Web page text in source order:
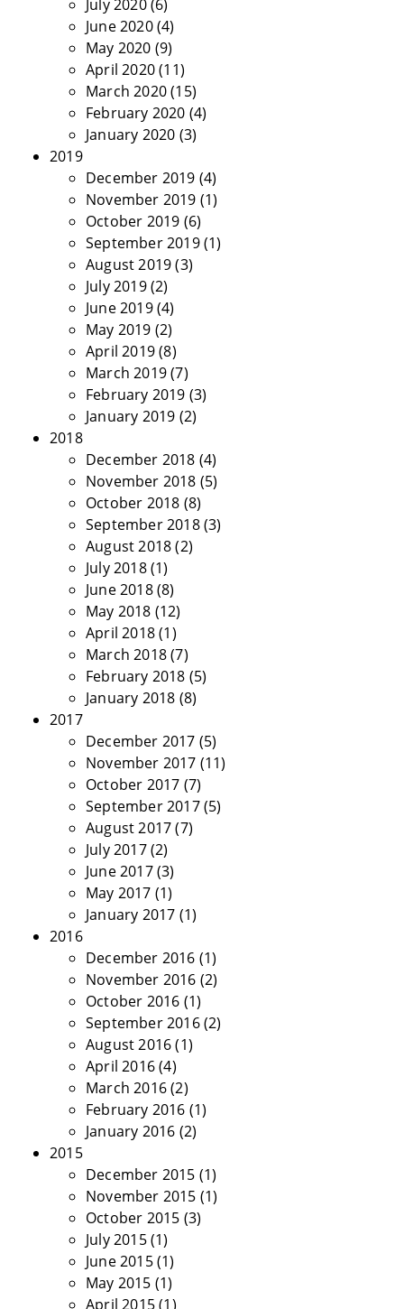
July 2020(6)
June 2020(4)
May 2020 (9)
April 2020(11)
March 2020(15)
February 2020 (4)
January 2020 (3)
2019
December 2019 (4)
November 2019 (1)
October 2019 (6)
September 2019(1)
August 2019(3)
July 2019(2)
June 2019(4)
May 2019 (2)
April 2019(8)
March 2019(7)
February 2019 (3)
January 2019 (2)
2018
December 2018 (4)
November 2018 (5)
October 2018 (8)
September 2018(3)
August 2018(2)
July 2018(1)
June 2018(8)
May 2018 (12)
April 2018(1)
March 2018(7)
February 2018 (5)
January 2018 (8)
2017
December 2017 (5)
November 2017 (11)
October 2017 (7)
September 2017(5)
August 2017(7)
July 2017(2)
June 2017(3)
May 2017 (1)
January 2017 (1)
2016
December 2016 (1)
November 2016 (2)
October 2016 (1)
September 2016(2)
August 2016(1)
April 2016(4)
March 2016(2)
February 2016 (1)
January 2016 (2)
2015
December 2015 (1)
November 2015 (1)
October 2015 (3)
July 2015(1)
June 2015(1)
May 2015 (1)
April 2015(1)